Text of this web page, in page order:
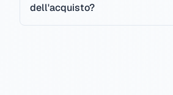
dell'acquisto?